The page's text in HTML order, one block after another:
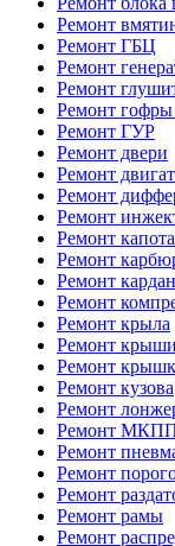
Ремонт
Ремонт ГБЦ
Ремонт
Ремонт
Ремонт гофры
Ремонт ГУР
Ремонт двери
Ремонт
Ремонт
Ремонт
Ремонт капота
Ремонт
Ремонт
Ремонт
Ремонт крыла
Ремонт крыши
Ремонт
Ремонт кузова
Ремонт
Ремонт
Ремонт
Ремонт
Ремонт
Ремонт рамы
Ремонт